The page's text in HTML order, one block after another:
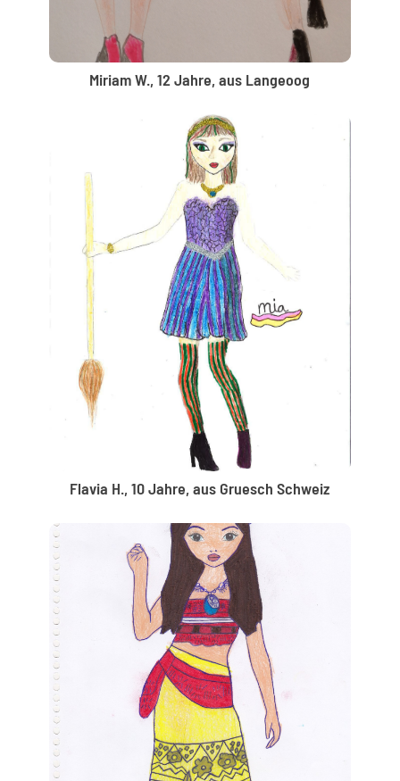
Miriam W., 12 Jahre, aus Langeoog
Flavia H., 10 Jahre, aus Gruesch Schweiz